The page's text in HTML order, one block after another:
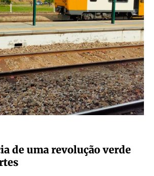
de uma revolução verde